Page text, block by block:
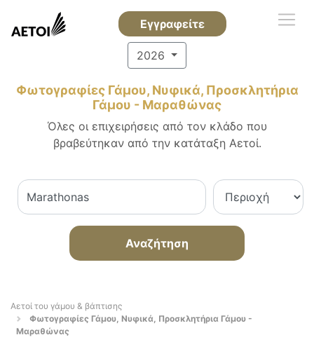
Εγγραφείτε
2026
Φωτογραφίες Γάμου, Νυφικά, Προσκλητήρια
Γάμου - Μαραθώνας
Όλες οι επιχειρήσεις από τον κλάδο που
βραβεύτηκαν από την κατάταξη Αετοί.
Αναζήτηση
Αετοί του γάμου & βάπτισης
Φωτογραφίες Γάμου, Νυφικά, Προσκλητήρια Γάμου -
Μαραθώνας